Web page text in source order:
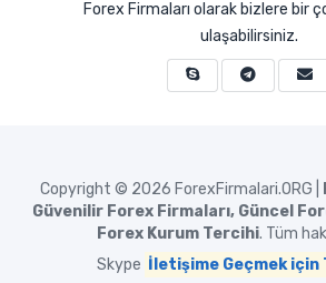
Forex Firmaları olarak bizlere bir
ulaşabilirsiniz.
Copyright © 2026 ForexFirmalari.ORG |
Güvenilir Forex Firmaları, Güncel
Forex Kurum Tercihi. Tüm
Skype İletişime Geçmek için